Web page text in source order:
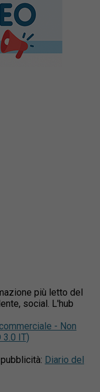
più letto del
social. L'hub
- Non
3.0 IT)
Diario del